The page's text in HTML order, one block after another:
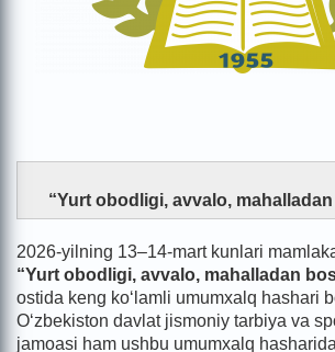
“Yurt obodligi, avvalo,
2026-yilning 13–14-mart kunlari
“Yurt obodligi, avvalo, mahalladan
ostida keng ko‘lamli umumxalq hashari
O‘zbekiston davlat jismoniy tarbiya va
jamoasi ham ushbu umumxalq